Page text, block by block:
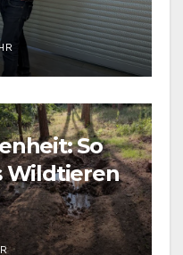
So
Wildtieren